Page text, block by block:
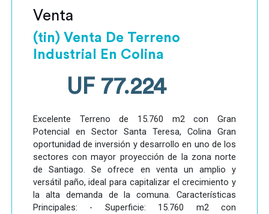
Venta
(tin) Venta De Terreno
Industrial En Colina
UF 77.224
Excelente Terreno de 15.760 m2 con Gran
Potencial en Sector Santa Teresa, Colina Gran
oportunidad de inversión y desarrollo en uno de los
sectores con mayor proyección de la zona norte
de Santiago. Se ofrece en venta un amplio y
versátil paño, ideal para capitalizar el crecimiento y
la alta demanda de la comuna. Características
Principales: - Superficie: 15.760 m2 con